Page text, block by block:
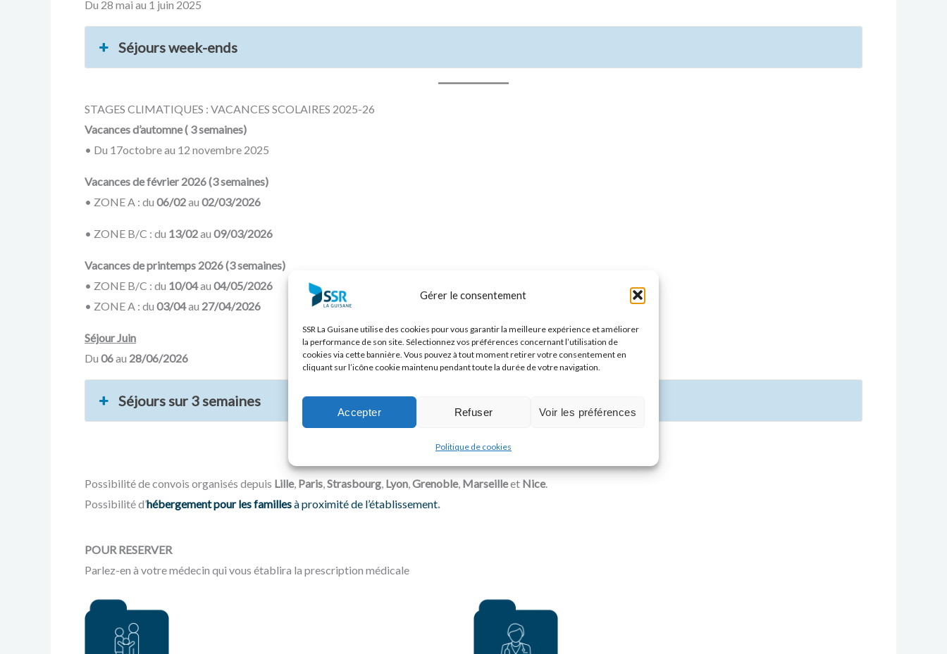
Gérer le consentement
SSR La Guisane utilise des cookies pour vous garantir la meilleure expérience et améliorer
la performance de son site. Sélectionnez vos préférences concernant l’utilisation de
cookies via cette bannière. Vous pouvez à tout moment retirer votre consentement en
cliquant sur l’icône cookie maintenu pendant toute la durée de votre navigation.
Accepter Refuser Voir les préférences
Politique de cookies
Du 28 mai au 1 juin 2025
Séjours week-ends
STAGES CLIMATIQUES : VACANCES SCOLAIRES 2025-26
Vacances d’automne ( 3 semaines)
• Du 17octobre au 12 novembre 2025
Vacances de février 2026 (3 semaines)
• ZONE A : du 06/02au 02/03/2026
• ZONE B/C : du 13/02au 09/03/2026
Vacances de printemps 2026 (3 semaines)
• ZONE B/C : du 10/04au 04/05/2026
• ZONE A : du 03/04au 27/04/2026
Séjour Juin
Du 06au 28/06/2026
Séjours sur 3 semaines
Possibilité de convois organisés depuis Lille, Paris,Strasbourg, Lyon,Grenoble, Marseilleet Nice.
Possibilité d’hébergement pour les famillesà proximité de l’établissement.
POUR RESERVER
Parlez-en à votre médecin qui vous établira la prescription médicale